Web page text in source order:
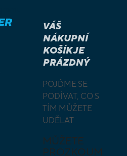
VÁŠ
NÁKUPNÍ
KOŠÍK JE
PRÁZDNÝ
POJĎME SE
PODÍVAT, CO S
TÍM MŮŽETE
UDĚLAT
MŮŽETE
PROZKOUM